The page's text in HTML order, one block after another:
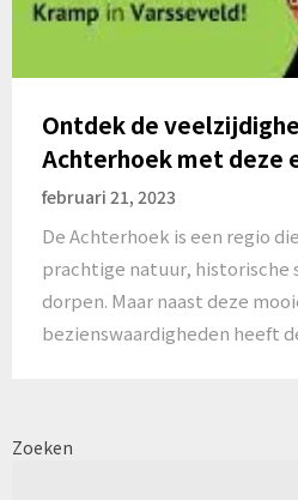
Ontdek de
Achterhoek met deze
februari 21, 2023
De Achterhoek is een regio
prachtige natuur, historische
dorpen. Maar naast deze
bezienswaardigheden heeft
Zoeken